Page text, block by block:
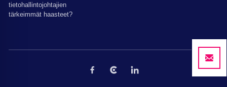
tietohallintojohtajien
tärkeimmät haasteet?